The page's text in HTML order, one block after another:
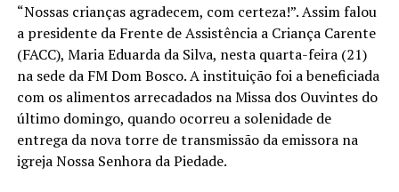
“Nossas crianças agradecem, com certeza!”. Assim falou
a presidente da Frente de Assistência a Criança Carente
(FACC), Maria Eduarda da Silva, nesta quarta-feira (21)
na sede da FM Dom Bosco. A instituição foi a beneficiada
com os alimentos arrecadados na Missa dos Ouvintes do
último domingo, quando ocorreu a solenidade de
entrega da nova torre de transmissão da emissora na
igreja Nossa Senhora da Piedade.